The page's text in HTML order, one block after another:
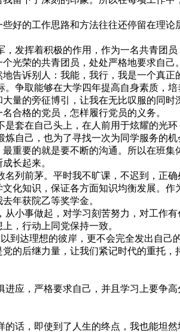
的工作思路和方法往往还停留在理论
挥着积极的作用，作为一名共青团员
光荣的共青团员，处处严格地要求自
告诉别人：我能，我行，我是一个真正
取能够在大学四年提高自身素质，培
量的旁征博引，让我在无比叹服的同时
合格的党员，怎样履行党员的义务。
在自己头上，在人前用于炫耀的光环
自己，也为了寻找一次为同学服务的
重要的就是要不断的沟通。所以在班
长起来。
前茅。平时我不旷课，不迟到，正确
化知识，保证各方面知识均衡发展。作
年获院乙等奖学金。
事做起，对学习刻苦努力，对工作有
，行动上同党保持一致。
理想的彼岸，更不会完全发出自己
的后继力量，让我们紧记时代的重托，
，严格要求自己，并且学习上要争高
，即使到了人生的终点，我也能坦然